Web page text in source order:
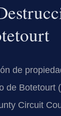
de
de Botetourt
Circuit